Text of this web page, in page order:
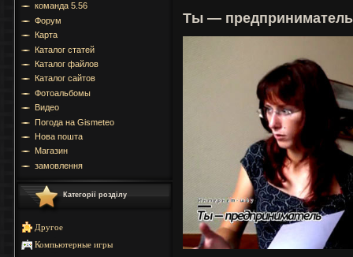
команда 5.56
Форум
Карта
Каталог статей
Каталог файлов
Каталог сайтов
Фотоальбомы
Видео
Погода на Gismeteo
Нова пошта
Магазин
замовлення
Категорії розділу
Другое
Компьютерные игры
Ты —